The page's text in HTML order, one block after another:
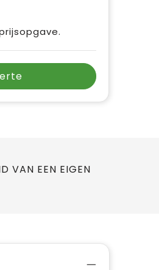
VAN EEN EIGEN